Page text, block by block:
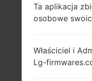
Ta aplikacja
osobowe
Właściciel i
Lg-